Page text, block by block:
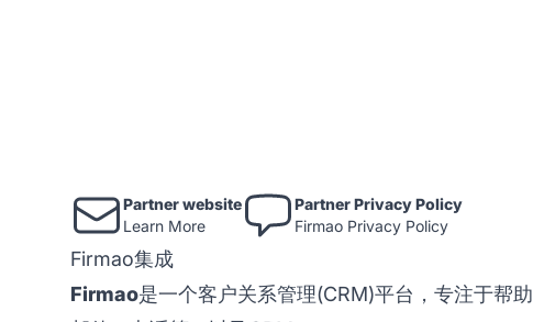
Partner website
Learn More
Partner Privacy Policy
Firmao Privacy Policy
Firmao集成
Firmao是一个客户关系管理(CRM)平台，专注于帮